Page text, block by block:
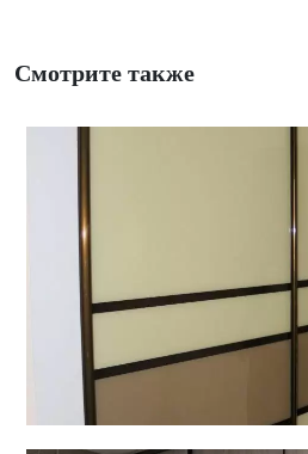
Смотрите также